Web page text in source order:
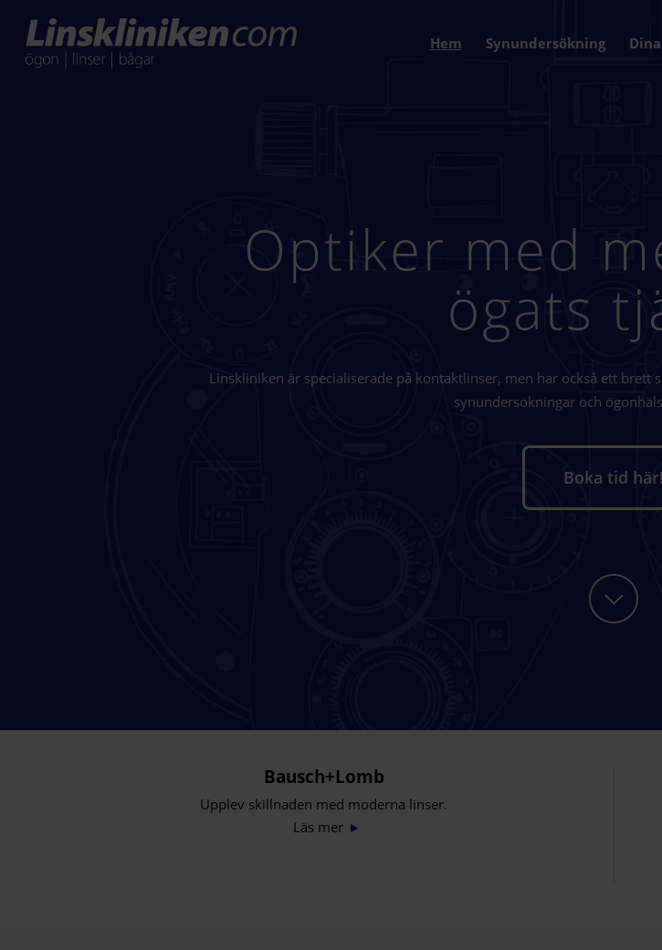
Hem Synundersökning
Optiker med
ögats
Linskliniken är specialiserade på kontaktlinser, men har också ett
synundersökningar och
Boka tid här!
Bausch+Lomb
Upplev skillnaden med moderna linser.
Läs mer